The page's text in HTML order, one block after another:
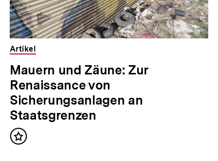
Artikel
Mauern und Zäune: Zur
Renaissance von
Sicherungsanlagen an
Staatsgrenzen
Inhalt